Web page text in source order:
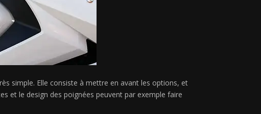
simple. Elle consiste à mettre en avant les options, et
et le design des poignées peuvent par exemple faire